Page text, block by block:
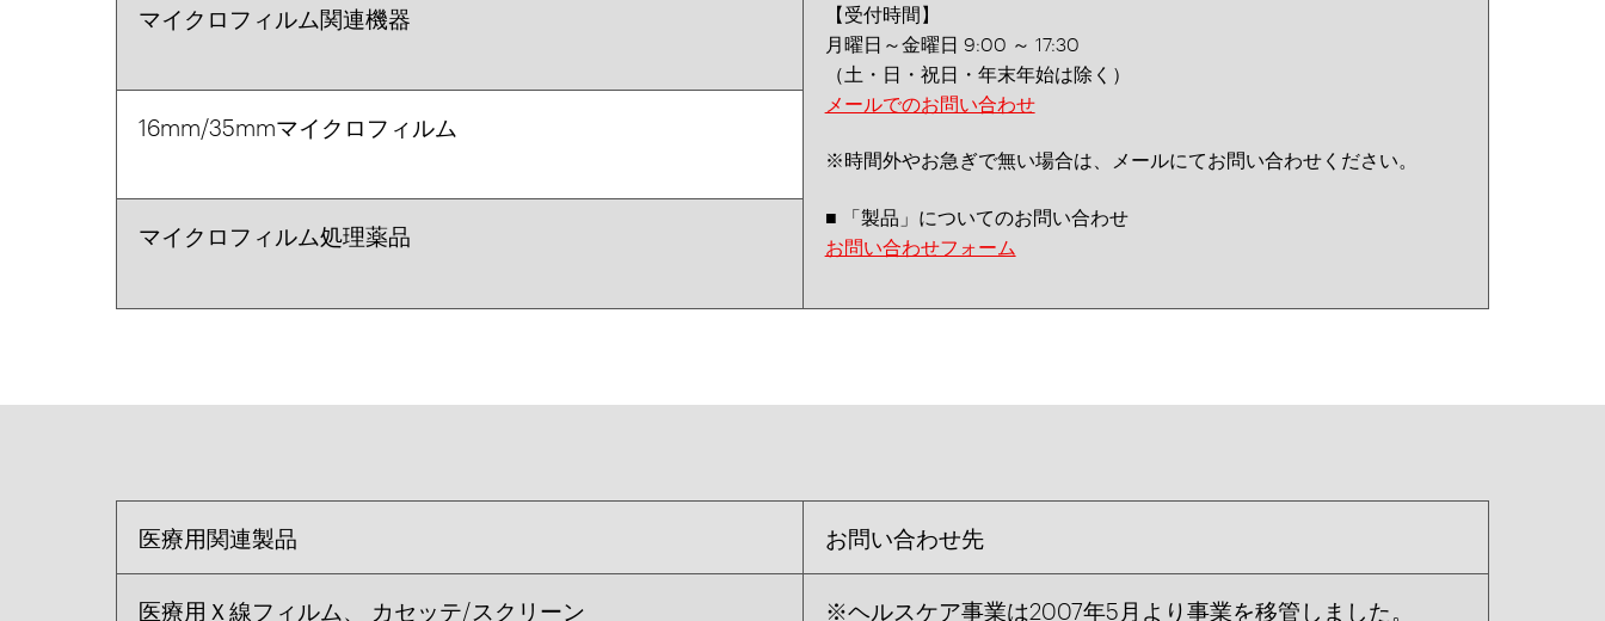
【受付時間】
月曜日～金曜日 9:00 ～ 17:30
（土・日・祝日・年末年始は除く）
メールでのお問い合わせ
※時間外やお急ぎで無い場合は、メールにてお問い合わせください。
■ 「製品」についてのお問い合わせ
お問い合わせフォーム
マイクロフィルム関連機器
16mm/35mmマイクロフィルム
マイクロフィルム処理薬品
医療用関連製品 お問い合わせ先
医療用Ｘ線フィルム、 カセッテ/スクリーン ※ヘルスケア事業は2007年5月より事業を移管しました。